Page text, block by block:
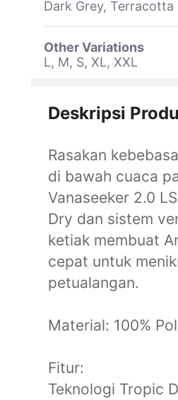
Dark Grey, Terracotta
Other Variations
L, M, S, XL, XXL
Deskripsi
Rasakan
di bawah cuaca
Vanaseeker 2.0
Dry dan sistem
ketiak membuat
cepat untuk
petualangan.
Material: 100%
Fitur:
Teknologi Tropic